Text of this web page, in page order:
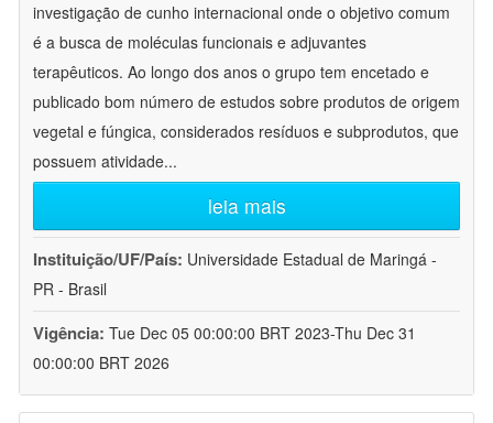
investigação de cunho internacional onde o objetivo comum
é a busca de moléculas funcionais e adjuvantes
terapêuticos. Ao longo dos anos o grupo tem encetado e
publicado bom número de estudos sobre produtos de origem
vegetal e fúngica, considerados resíduos e subprodutos, que
possuem atividade...
leia mais
Instituição/UF/País: Universidade Estadual de Maringá -
PR - Brasil
Vigência: Tue Dec 05 00:00:00 BRT 2023-Thu Dec 31
00:00:00 BRT 2026